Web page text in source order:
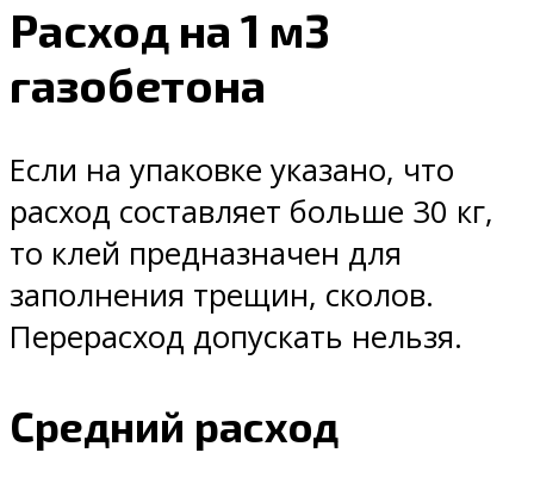
Расход на 1 м3
газобетона
Если на упаковке указано, что
расход составляет больше 30 кг,
то клей предназначен для
заполнения трещин, сколов.
Перерасход допускать нельзя.
Средний расход